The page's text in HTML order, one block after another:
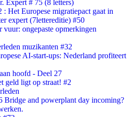
Expert # 75 (8 letters)
: Het Europese migratiepact gaat in
expert (7lettereditie) #50
vuur: ongepaste opmerkingen
muzikanten #32
AI-start-ups: Nederland profiteert
hoofd - Deel 27
geld ligt op straat! #2
Bridge and powerplant day incoming?